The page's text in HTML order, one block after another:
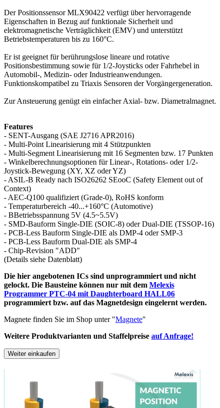
Der Positionssensor MLX90422 verfügt über hervorragende
Eigenschaften in Bezug auf funktionale Sicherheit und
elektromagnetische Verträglichkeit (EMV) und unterstützt
Betriebstemperaturen bis zu 160°C.
Er ist geeignet für berührungslose lineare und rotative
Positionsbestimmung sowie für 1/2-Joysticks oder Fahrhebel in
Automobil-, Medizin- oder Industrieanwendungen.
Funktionskompatibel zu Triaxis Sensoren der Vorgängergeneration.
Zur Ansteuerung genügt ein einfacher Axial- bzw. Diametralmagnet.
Features
- SENT-Ausgang (SAE J2716 APR2016)
- Multi-Point Linearisierung mit 4 Stützpunkten
- Multi-Segment Linearisierung mit 16 Segmenten bzw. 17 Punkten
- Winkelberechnungsoptionen für Linear-, Rotations- oder 1/2-
Joystick-Bewegung (XY, XZ oder YZ)
- ASIL-B Ready nach ISO26262 SEooC (Safety Element out of
Context)
- AEC-Q100 qualifiziert (Grade-0), RoHS konform
- Temperaturbereich -40...+160°C (Automotive)
- BBetriebsspannung 5V (4.5~5.5V)
- SMD-Bauform Single-DIE (SOIC-8) oder Dual-DIE (TSSOP-16)
- PCB-Less Bauform Single-DIE als DMP-4 oder SMP-3
- PCB-Less Bauform Dual-DIE als SMP-4
- Chip-Revision "ADD"
(Details siehe Datenblatt)
Die hier angebotenen ICs sind unprogrammiert und nicht
gelockt. Die Bausteine können nur mit dem Melexis
Programmer PTC-04 mit Daughterboard HALL06
programmiert bzw. auf das Magnetdesign eingelernt werden.
Magnete finden Sie im Shop unter "Magnete"
Weitere Produktvarianten und Staffelpreise auf Anfrage!
Weiter einkaufen